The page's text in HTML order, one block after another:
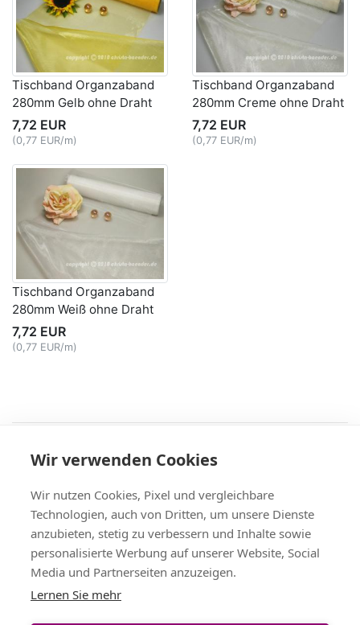
Tischband Organzaband
280mm Gelb ohne Draht
7,72 EUR
(0,77 EUR/m)
Tischband Organzaband
280mm Creme ohne Draht
7,72 EUR
(0,77 EUR/m)
Tischband Organzaband
280mm Weiß ohne Draht
7,72 EUR
(0,77 EUR/m)
AGB
| Widerruf & -formular | Datenschutz
Versand & Zahlung,Kontakt,Fax-Bestellschein
+49 (0)8704/9281-95, Fax: -96
Vertrag widerrufen
Bänder Großhandel
Wir verwenden Cookies
Wir nutzen Cookies, Pixel und vergleichbare
Technologien, auch von Dritten, um unsere Dienste
anzubieten, stetig zu verbessern und Inhalte sowie
personalisierte Werbung auf unserer Website, Social
Media und Partnerseiten anzuzeigen.
Lernen Sie mehr